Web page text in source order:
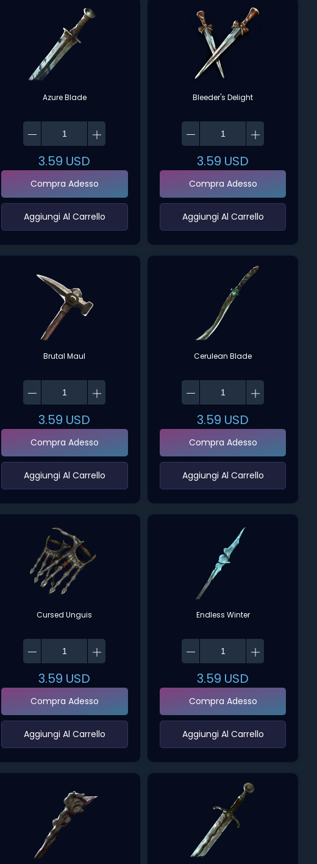
Azure Blade
3.59 USD
Compra Adesso
‌Aggiungi Al Carrello‌
Bleeder's Delight
3.59 USD
Compra Adesso
‌Aggiungi Al Carrello‌
Brutal Maul
3.59 USD
Compra Adesso
‌Aggiungi Al Carrello‌
Cerulean Blade
3.59 USD
Compra Adesso
‌Aggiungi Al Carrello‌
Cursed Unguis
3.59 USD
Compra Adesso
‌Aggiungi Al Carrello‌
Endless Winter
3.59 USD
Compra Adesso
‌Aggiungi Al Carrello‌